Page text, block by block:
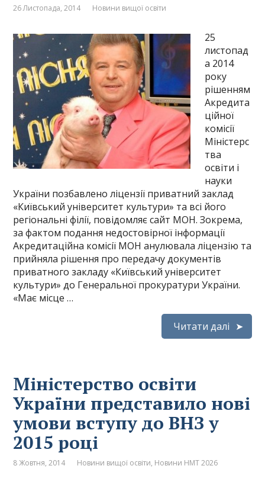
26 Листопада, 2014 Новини вищої освіти
25
листопад
а 2014
року
рішенням
Акредита
ційної
комісії
Міністерс
тва
освіти і
науки
України позбавлено ліцензії приватний заклад
«Київський університет культури» та всі його
регіональні філії, повідомляє сайт МОН. Зокрема,
за фактом подання недостовірної інформації
Акредитаційна комісії МОН анулювала ліцензію та
прийняла рішення про передачу документів
приватного закладу «Київський університет
культури» до Генеральної прокуратури України.
«Має місце …
Читати далі
Міністерство освіти
України представило нові
умови вступу до ВНЗ у
2015 році
8 Жовтня, 2014 Новини вищої освіти, Новини НМТ 2026